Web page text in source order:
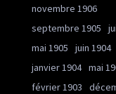
novembre 1906
septembre 1905
mai 1905
juin 1904
janvier 1904 mai
février 1903